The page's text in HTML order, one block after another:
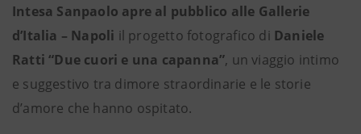
Intesa Sanpaolo apre al pubblico alle Gallerie
d’Italia – Napoli il progetto fotografico di Daniele
Ratti “Due cuori e una capanna”, un viaggio intimo
e suggestivo tra dimore straordinarie e le storie
d’amore che hanno ospitato.